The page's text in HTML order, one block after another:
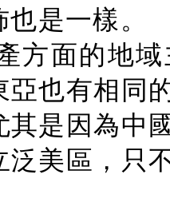
是一樣。
方面的地
亞也有相同
其是因為中
泛美區，只